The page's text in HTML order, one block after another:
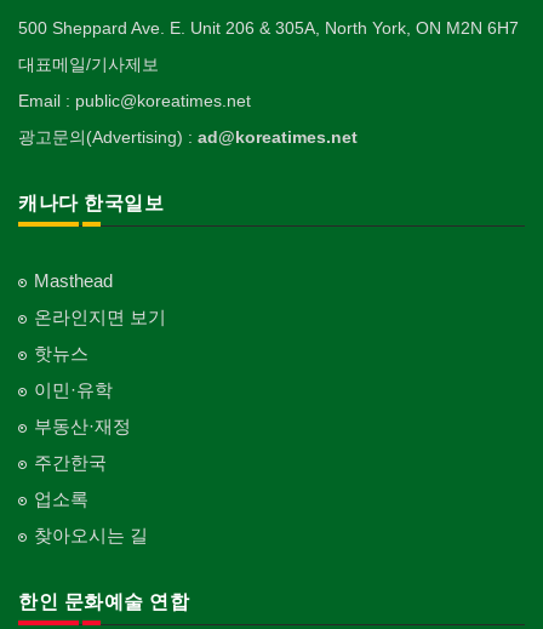
500 Sheppard Ave. E. Unit 206 & 305A, North York, ON M2N 6H7
대표메일/기사제보
Email : public@koreatimes.net
광고문의(Advertising) : ad@koreatimes.net
캐나다 한국일보
Masthead
온라인지면 보기
핫뉴스
이민·유학
부동산·재정
주간한국
업소록
찾아오시는 길
한인 문화예술 연합